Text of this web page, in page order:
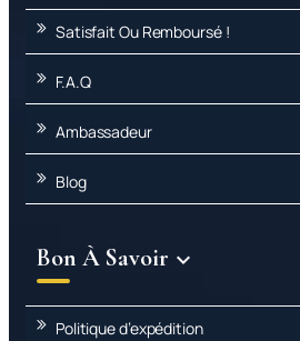
Satisfait Ou Remboursé !
F.A.Q
Ambassadeur
Blog
Bon À Savoir 
Politique d’expédition